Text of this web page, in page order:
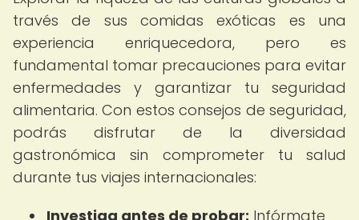
través de sus comidas exóticas es una
experiencia enriquecedora, pero es
fundamental tomar precauciones para evitar
enfermedades y garantizar tu seguridad
alimentaria. Con estos consejos de seguridad,
podrás disfrutar de la diversidad
gastronómica sin comprometer tu salud
durante tus viajes internacionales:
Investiga antes de probar: Infórmate